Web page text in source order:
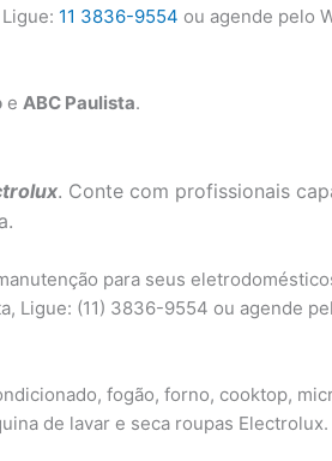
11 3836-9554 ou agende pelo
e ABC Paulista.
. Conte com profissionais
para seus
Ligue: (11) 3836-9554 ou agende
fogão, forno, cooktop,
de lavar e seca roupas Electrolux.